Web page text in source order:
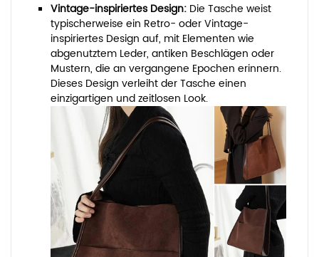
Vintage-inspiriertes Design: Die Tasche weist
typischerweise ein Retro- oder Vintage-
inspiriertes Design auf, mit Elementen wie
abgenutztem Leder, antiken Beschlägen oder
Mustern, die an vergangene Epochen erinnern.
Dieses Design verleiht der Tasche einen
einzigartigen und zeitlosen Look.